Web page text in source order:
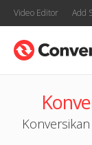
Video Editor Add